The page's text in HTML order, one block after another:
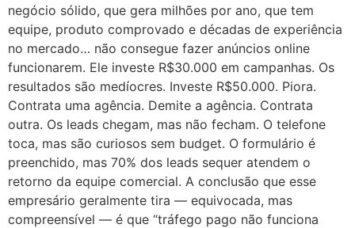
negócio sólido, que gera milhões por ano, que tem
equipe, produto comprovado e décadas de experiência
no mercado… não consegue fazer anúncios online
funcionarem. Ele investe R$30.000 em campanhas. Os
resultados são medíocres. Investe R$50.000. Piora.
Contrata uma agência. Demite a agência. Contrata
outra. Os leads chegam, mas não fecham. O telefone
toca, mas são curiosos sem budget. O formulário é
preenchido, mas 70% dos leads sequer atendem o
retorno da equipe comercial. A conclusão que esse
empresário geralmente tira — equivocada, mas
compreensível — é que “tráfego pago não funciona